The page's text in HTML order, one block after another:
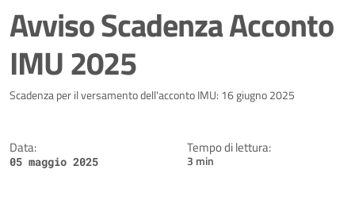
Avviso Scadenza Acconto
IMU 2025
Dettagli della notizia
Scadenza per il versamento dell'acconto IMU: 16 giugno 2025
Data:
05 maggio 2025
Tempo di lettura:
3 min